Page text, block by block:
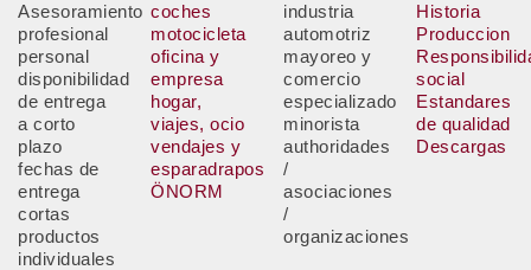
Asesoramiento
profesional
personal
disponibilidad
de entrega
a corto
plazo
fechas de
entrega
cortas
productos
individuales
coches
motocicleta
oficina y
empresa
hogar,
viajes, ocio
vendajes y
esparadrapos
ÖNORM
industria
automotriz
mayoreo y
comercio
especializado
minorista
authoridades
/
asociaciones
/
organizaciones
Historia
Produccion
social
Estandares
de qualidad
Descargas